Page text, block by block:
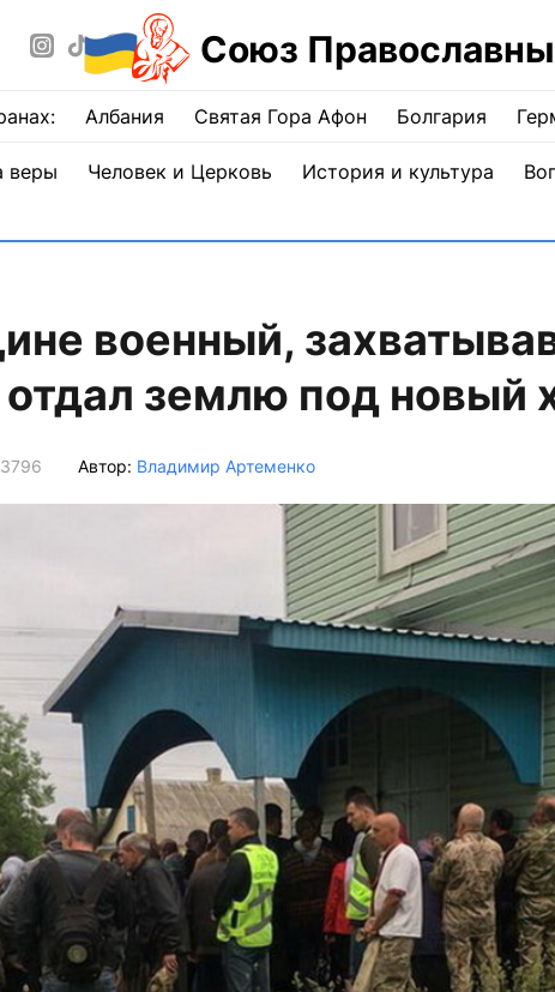
Союз
Албания Святая Гора Афон Болгария
веры Человек и Церковь История и культура
военный,
землю под новый
3796 Автор: Владимир Артеменко